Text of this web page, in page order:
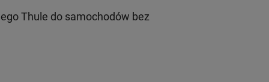
Thule do samochodów bez